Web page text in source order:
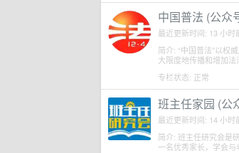
中国普法 (公众
最近更新时间: 13 小时
简介: “中国普法”以权
大限度地传播和增加法
专栏状态: 正常
班主任家园 (公
最近更新时间: 14 小时
简介: 班主任研究会是
一名优秀家长，学会与